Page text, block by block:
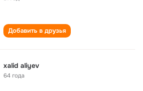
Добавить в друзья
xalid aliyev
64 года